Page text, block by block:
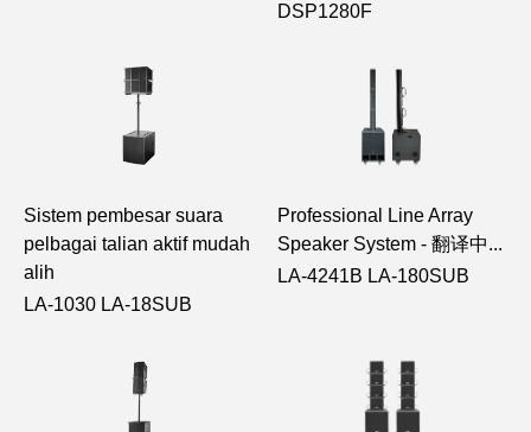
DSP1280F
Sistem pembesar suara
pelbagai talian aktif mudah
alih
LA-1030 LA-18SUB
Professional Line Array
Speaker System - 翻译中...
LA-4241B LA-180SUB